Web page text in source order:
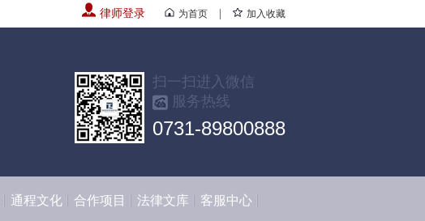
律师登录 为首页 加入收藏
扫一扫进入微信
服务热线
0731-89800888
通程文化 合作项目 法律文库 客服中心